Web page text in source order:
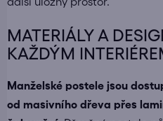
MATERIÁLY A
KAŽDÝM
Manželské postele jsou
od masivního dřeva přes